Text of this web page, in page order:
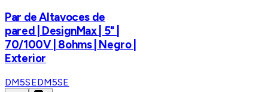
Par de Altavoces de
pared | DesignMax | 5" |
70/100V | 8ohms | Negro |
Exterior
DM5SEDM5SE